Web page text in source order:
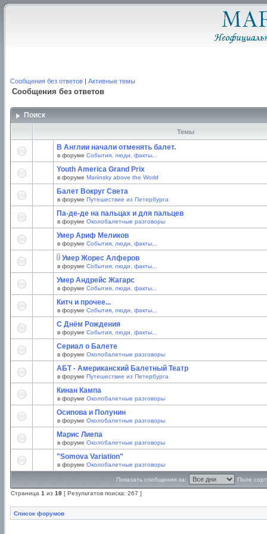
Сообщения без ответов | Активные темы
Сообщения без ответов
Поиск
Темы
В Англии начали отменять балет.
в форуме События, люди, факты...
Youth America Grand Prix
в форуме Mariinsky above the World
Балет Вокруг Света
в форуме Путешествие из Петербурга
Па-де-де на пальцах и для пальцев
в форуме Околобалетные разговоры
Умер Ариф Меликов
в форуме События, люди, факты...
Умер Жорес Алферов
в форуме События, люди, факты...
Умер Андрейс Жагарс
в форуме События, люди, факты...
Китч и прочее...
в форуме События, люди, факты...
С Днём Рождения
в форуме События, люди, факты...
Сериал о Балете
в форуме Околобалетные разговоры
АБТ - Американский Балетный Театр
в форуме Путешествие из Петербурга
Кинан Кампа
в форуме Околобалетные разговоры
Осипова и Полунин
в форуме Околобалетные разговоры
Марис Лиепа
в форуме Околобалетные разговоры
"Somova Variation"
в форуме Околобалетные разговоры
Показать сообщения за: Поле
Страница 1 из 18 [ Результатов поиска: 267 ]
Список форумов